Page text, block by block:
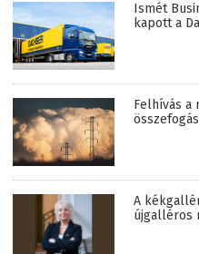
Ismét
kapott a
Felhívás a
A
újgalléros